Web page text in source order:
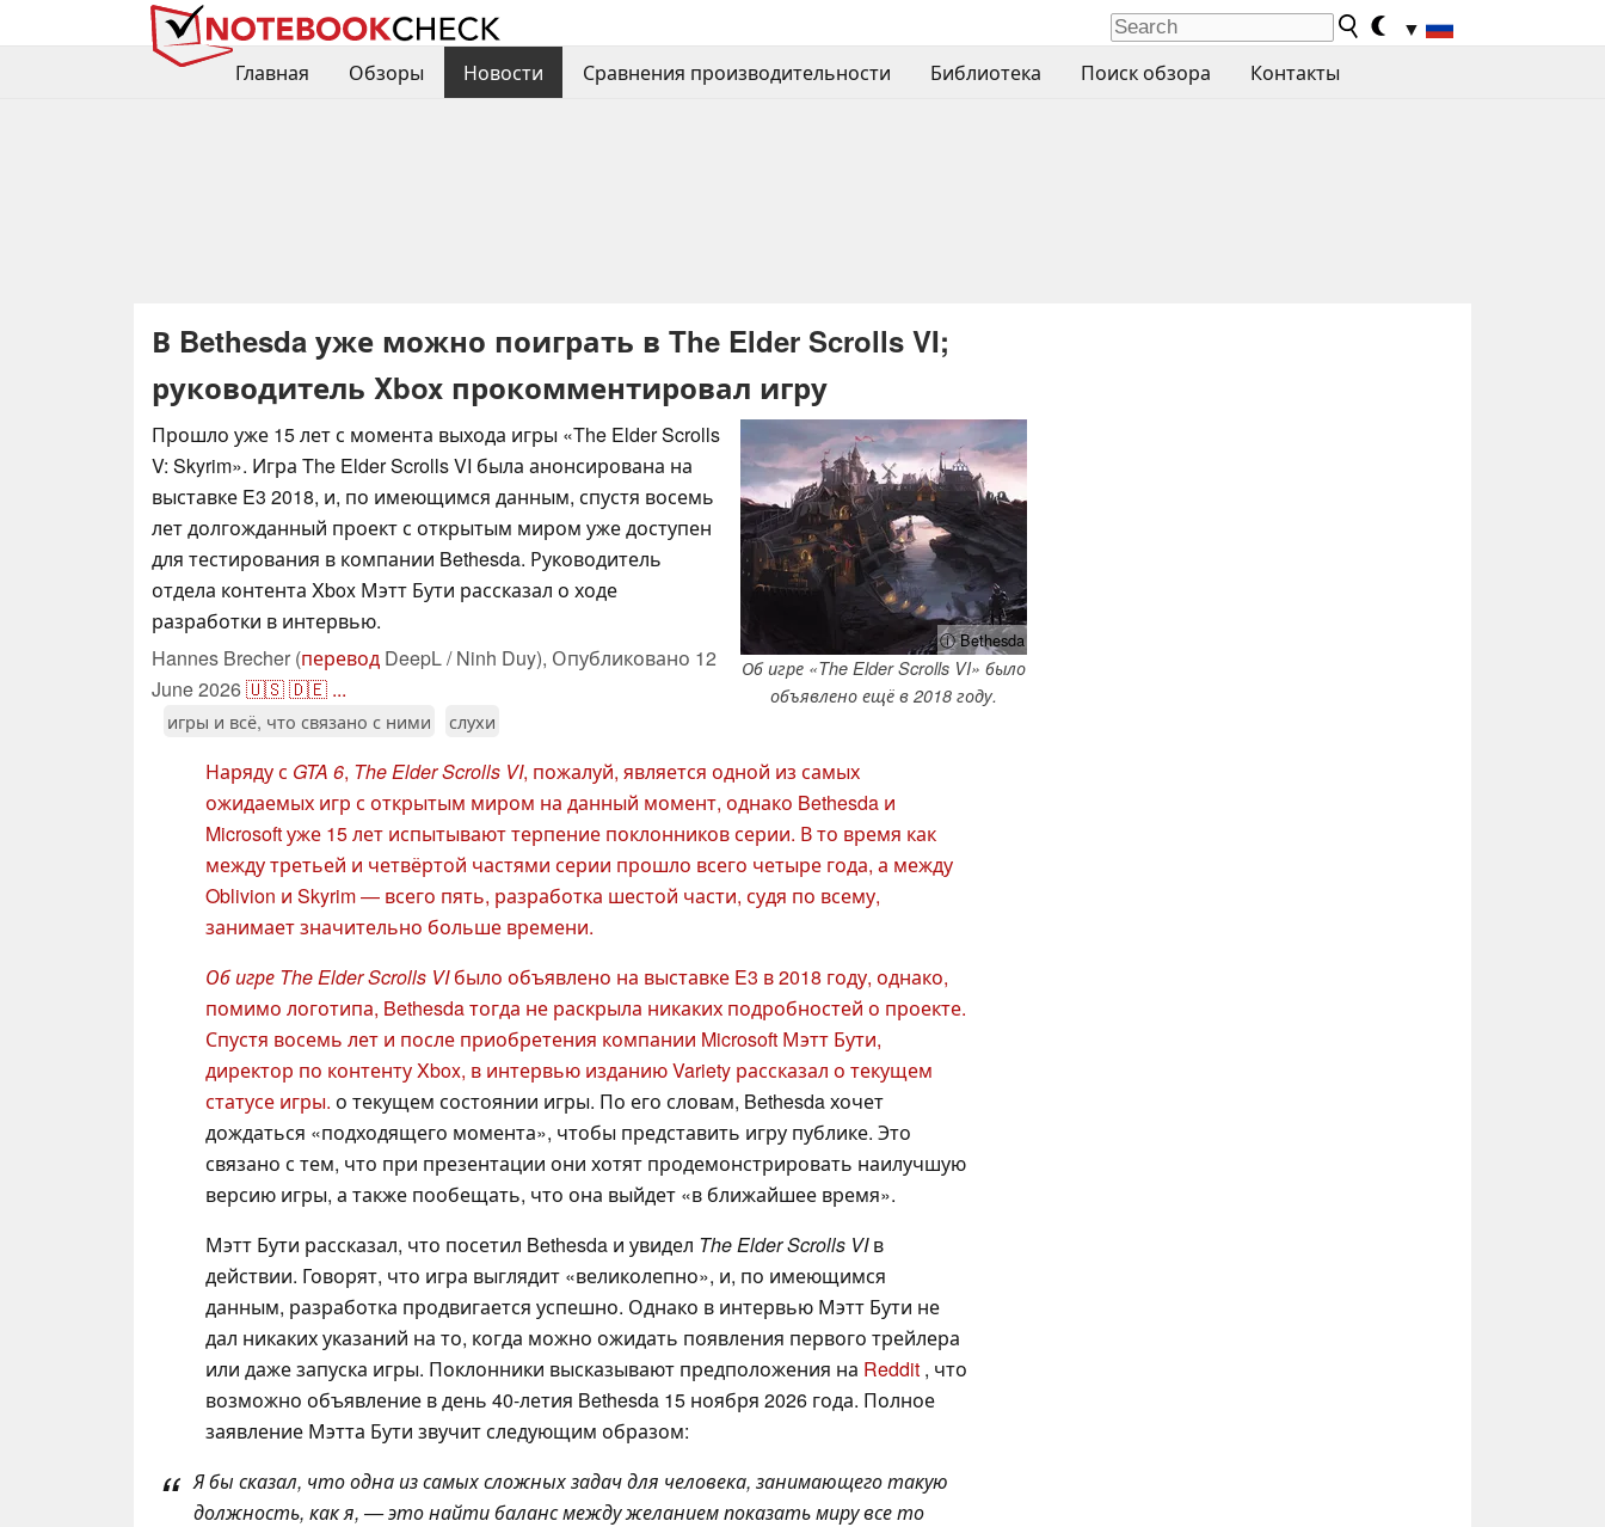
▼
Главная
Обзоры Новости Сравнения производительности Библиотека Поиск обзора Контакты
В Bethesda уже можно поиграть в The Elder Scrolls VI;
руководитель Xbox прокомментировал игру
ⓘ Bethesda
Об игре «The Elder Scrolls VI» было
объявлено ещё в 2018 году.
Прошло уже 15 лет с момента выхода игры «The Elder Scrolls
V: Skyrim». Игра The Elder Scrolls VI была анонсирована на
выставке E3 2018, и, по имеющимся данным, спустя восемь
лет долгожданный проект с открытым миром уже доступен
для тестирования в компании Bethesda. Руководитель
отдела контента Xbox Мэтт Бути рассказал о ходе
разработки в интервью.
Hannes Brecher (перевод DeepL / Ninh Duy), Опубликовано 12
June 2026🇺🇸🇩🇪 ...
игры и всё, что связано с ними слухи
Наряду с GTA 6, The Elder Scrolls VI, пожалуй, является одной из самых
ожидаемых игр с открытым миром на данный момент, однако Bethesda и
Microsoft уже 15 лет испытывают терпение поклонников серии. В то время как
между третьей и четвёртой частями серии прошло всего четыре года, а между
Oblivion и Skyrim — всего пять, разработка шестой части, судя по всему,
занимает значительно больше времени.
Об игре The Elder Scrolls VIбыло объявлено на выставке E3 в 2018 году, однако,
помимо логотипа, Bethesda тогда не раскрыла никаких подробностей о проекте.
Спустя восемь лет и после приобретения компании Microsoft Мэтт Бути,
директор по контенту Xbox, в интервью изданию Variety рассказал о текущем
статусе игры. о текущем состоянии игры. По его словам, Bethesda хочет
дождаться «подходящего момента», чтобы представить игру публике. Это
связано с тем, что при презентации они хотят продемонстрировать наилучшую
версию игры, а также пообещать, что она выйдет «в ближайшее время».
Мэтт Бути рассказал, что посетил Bethesda и увидел The Elder Scrolls VIв
действии. Говорят, что игра выглядит «великолепно», и, по имеющимся
данным, разработка продвигается успешно. Однако в интервью Мэтт Бути не
дал никаких указаний на то, когда можно ожидать появления первого трейлера
или даже запуска игры. Поклонники высказывают предположения на Reddit , что
возможно объявление в день 40-летия Bethesda 15 ноября 2026 года. Полное
заявление Мэтта Бути звучит следующим образом:
Я бы сказал, что одна из самых сложных задач для человека, занимающего такую
должность, как я, — это найти баланс между желанием показать миру все то